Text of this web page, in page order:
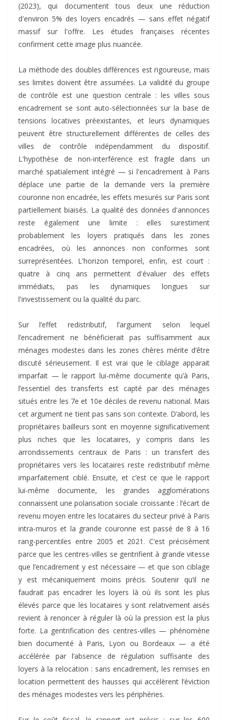
(2023), qui documentent tous deux une réduction
d'environ 5% des loyers encadrés — sans effet négatif
massif sur l'offre. Les études françaises récentes
confirment cette image plus nuancée.
La méthode des doubles différences est rigoureuse, mais
ses limites doivent être assumées. La validité du groupe
de contrôle est une question centrale : les villes sous
encadrement se sont auto-sélectionnées sur la base de
tensions locatives préexistantes, et leurs dynamiques
peuvent être structurellement différentes de celles des
villes de contrôle indépendamment du dispositif.
L'hypothèse de non-interférence est fragile dans un
marché spatialement intégré — si l'encadrement à Paris
déplace une partie de la demande vers la première
couronne non encadrée, les effets mesurés sur Paris sont
partiellement biaisés. La qualité des données d'annonces
reste également une limite : elles surestiment
probablement les loyers pratiqués dans les zones
encadrées, où les annonces non conformes sont
surreprésentées. L'horizon temporel, enfin, est court :
quatre à cinq ans permettent d'évaluer des effets
immédiats, pas les dynamiques longues sur
l'investissement ou la qualité du parc.
Sur l’effet redistributif, l’argument selon lequel
l’encadrement ne bénéficierait pas suffisamment aux
ménages modestes dans les zones chères mérite d’être
discuté sérieusement. Il est vrai que le ciblage apparait
imparfait — le rapport lui-même documente qu’à Paris,
l’essentiel des transferts est capté par des ménages
situés entre les 7e et 10e déciles de revenu national. Mais
cet argument ne tient pas sans son contexte. D’abord, les
propriétaires bailleurs sont en moyenne significativement
plus riches que les locataires, y compris dans les
arrondissements centraux de Paris : un transfert des
propriétaires vers les locataires reste redistributif même
imparfaitement ciblé. Ensuite, et c’est ce que le rapport
lui-même documente, les grandes agglomérations
connaissent une polarisation sociale croissante : l’écart de
revenu moyen entre les locataires du secteur privé à Paris
intra-muros et la grande couronne est passé de 8 à 16
rang-percentiles entre 2005 et 2021. C’est précisément
parce que les centres-villes se gentrifient à grande vitesse
que l’encadrement y est nécessaire — et que son ciblage
y est mécaniquement moins précis. Soutenir qu’il ne
faudrait pas encadrer les loyers là où ils sont les plus
élevés parce que les locataires y sont relativement aisés
revient à renoncer à réguler là où la pression est la plus
forte. La gentrification des centres-villes — phénomène
bien documenté à Paris, Lyon ou Bordeaux — a été
accélérée par l’absence de régulation suffisante des
loyers à la relocation : sans encadrement, les remises en
location permettent des hausses qui accélèrent l’éviction
des ménages modestes vers les périphéries.